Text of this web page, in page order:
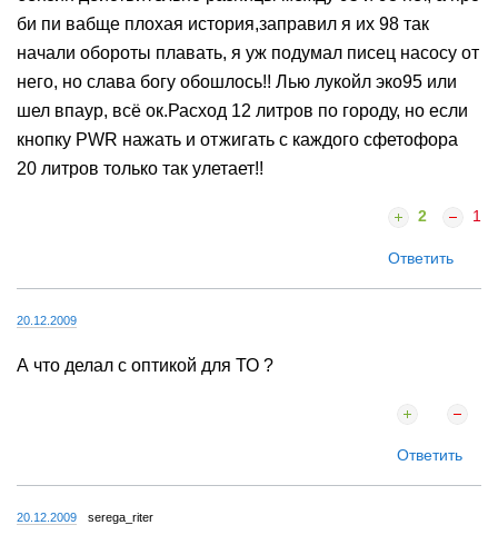
би пи вабще плохая история,заправил я их 98 так
начали обороты плавать, я уж подумал писец насосу от
него, но слава богу обошлось!! Лью лукойл эко95 или
шел впаур, всё ок.Расход 12 литров по городу, но если
кнопку PWR нажать и отжигать с каждого сфетофора
20 литров только так улетает!!
2 1
Ответить
20.12.2009
А что делал с оптикой для ТО ?
Ответить
20.12.2009 serega_riter